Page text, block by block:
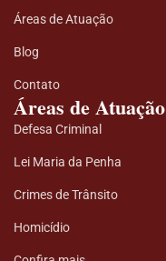
Áreas de Atuação
Blog
Contato
Áreas de Atuação
Defesa Criminal
Lei Maria da Penha
Crimes de Trânsito
Homicídio